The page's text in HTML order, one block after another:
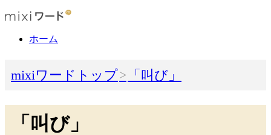
ホーム
mixiワードトップ 「叫び」
「叫び」